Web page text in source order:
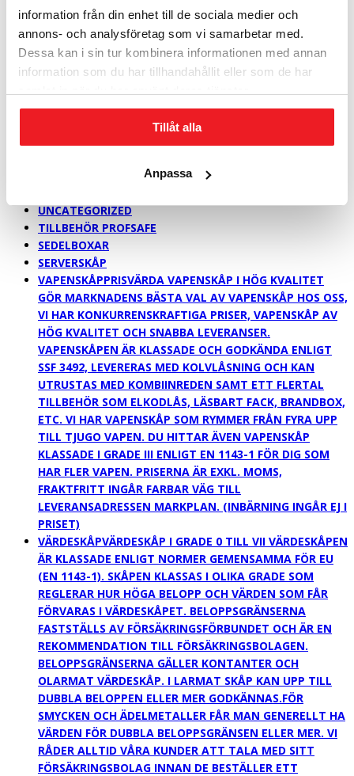
information från din enhet till de sociala medier och
annons- och analysföretag som vi samarbetar med.
Dessa kan i sin tur kombinera informationen med annan
information som du har tillhandahållit eller som de har
Tillåt alla
Anpassa
DUBBELDÖRRARS SÄKERHETSSKÅP. DET GÅR ATT
KOMBINERA DE OLIKA INREDNINGARNA I ALL
OÄNDLIGHET. I NYCKELSÄKERHETSSKÅPEN RYMS UPP
TILL 3770 KROK BEKVÄMT ÅTKOMLIGA PÅ KULLAGRADE
SÄKERHETSSKÅP > 1,0 M
SÄKERHETSSKÅP > 1,6 M
SÄKERHETSKLASS P-7 & NSA
UNCATEGORIZED
TILLBEHÖR PROFSAFE
SEDELBOXAR
SERVERSKÅP
VAPENSKÅPPRISVÄRDA VAPENSKÅP I HÖG KVALITET
GÖR MARKNADENS BÄSTA VAL AV VAPENSKÅP HOS OSS,
VI HAR KONKURRENSKRAFTIGA PRISER, VAPENSKÅP AV
HÖG KVALITET OCH SNABBA LEVERANSER.
VAPENSKÅPEN ÄR KLASSADE OCH GODKÄNDA ENLIGT
SSF 3492, LEVERERAS MED KOLVLÅSNING OCH KAN
UTRUSTAS MED KOMBIINREDEN SAMT ETT FLERTAL
TILLBEHÖR SOM ELKODLÅS, LÄSBART FACK, BRANDBOX,
ETC. VI HAR VAPENSKÅP SOM RYMMER FRÅN FYRA UPP
TILL TJUGO VAPEN. DU HITTAR ÄVEN VAPENSKÅP
KLASSADE I GRADE III ENLIGT EN 1143-1 FÖR DIG SOM
HAR FLER VAPEN. PRISERNA ÄR EXKL. MOMS,
FRAKTFRITT INGÅR FARBAR VÄG TILL
LEVERANSADRESSEN MARKPLAN. (INBÄRNING INGÅR EJ I
PRISET)
VÄRDESKÅPVÄRDESKÅP I GRADE 0 TILL VII VÄRDESKÅPEN
ÄR KLASSADE ENLIGT NORMER GEMENSAMMA FÖR EU
(EN 1143-1). SKÅPEN KLASSAS I OLIKA GRADE SOM
REGLERAR HUR HÖGA BELOPP OCH VÄRDEN SOM FÅR
FÖRVARAS I VÄRDESKÅPET. BELOPPSGRÄNSERNA
FASTSTÄLLS AV FÖRSÄKRINGSFÖRBUNDET OCH ÄR EN
REKOMMENDATION TILL FÖRSÄKRINGSBOLAGEN.
BELOPPSGRÄNSERNA GÄLLER KONTANTER OCH
OLARMAT VÄRDESKÅP. I LARMAT SKÅP KAN UPP TILL
DUBBLA BELOPPEN ELLER MER GODKÄNNAS.FÖR
SMYCKEN OCH ÄDELMETALLER FÅR MAN GENERELLT HA
VÄRDEN FÖR DUBBLA BELOPPSGRÄNSEN ELLER MER. VI
RÅDER ALLTID VÅRA KUNDER ATT TALA MED SITT
FÖRSÄKRINGSBOLAG INNAN DE BESTÄLLER ETT